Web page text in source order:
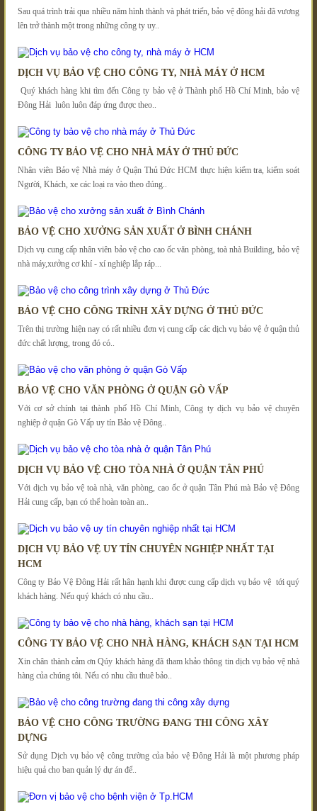
Sau quá trình trải qua nhiều năm hình thành và phát triển, bảo vệ đông hải đã vương
lên trở thành một trong những công ty uy..
DỊCH VỤ BẢO VỆ CHO CÔNG TY, NHÀ MÁY Ở HCM
Quý khách hàng khi tìm đến Công ty bảo vệ ở Thành phố Hồ Chí Minh, bảo vệ
Đông Hải luôn luôn đáp ứng được theo..
CÔNG TY BẢO VỆ CHO NHÀ MÁY Ở THỦ ĐỨC
Nhân viên Bảo vệ Nhà máy ở Quận Thủ Đức HCM thực hiện kiểm tra, kiểm soát
Người, Khách, xe các loại ra vào theo đúng..
BẢO VỆ CHO XƯỞNG SẢN XUẤT Ở BÌNH CHÁNH
Dịch vụ cung cấp nhân viên bảo vệ cho cao ốc văn phòng, toà nhà Building, bảo vệ
nhà máy,xưởng cơ khí - xí nghiệp lắp ráp...
BẢO VỆ CHO CÔNG TRÌNH XÂY DỰNG Ở THỦ ĐỨC
Trên thị trường hiện nay có rất nhiều đơn vị cung cấp các dịch vụ bảo vệ ở quận thủ
đức chất lượng, trong đó có..
BẢO VỆ CHO VĂN PHÒNG Ở QUẬN GÒ VẤP
Với cơ sở chính tại thành phố Hồ Chí Minh, Công ty dịch vụ bảo vệ chuyên
nghiệp ở quận Gò Vấp uy tín Bảo vệ Đông..
DỊCH VỤ BẢO VỆ CHO TÒA NHÀ Ở QUẬN TÂN PHÚ
Với dịch vụ bảo vệ toà nhà, văn phòng, cao ốc ở quận Tân Phú mà Bảo vệ Đông
Hải cung cấp, bạn có thể hoàn toàn an..
DỊCH VỤ BẢO VỆ UY TÍN CHUYÊN NGHIỆP NHẤT TẠI
HCM
Công ty Bảo Vệ Đông Hải rất hân hạnh khi được cung cấp dịch vụ bảo vệ tới quý
khách hàng. Nếu quý khách có nhu cầu..
CÔNG TY BẢO VỆ CHO NHÀ HÀNG, KHÁCH SẠN TẠI HCM
Xin chân thành cảm ơn Qúy khách hàng đã tham khảo thông tin dịch vụ bảo vệ nhà
hàng của chúng tôi. Nếu có nhu cầu thuê bảo..
BẢO VỆ CHO CÔNG TRƯỜNG ĐANG THI CÔNG XÂY
DỰNG
Sử dụng Dịch vụ bảo vệ công trường của bảo vệ Đông Hải là một phương pháp
hiệu quả cho ban quản lý dự án để..